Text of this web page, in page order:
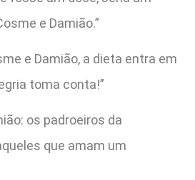
e Damião.”
e Damião, a dieta entra em
toma conta!”
os padroeiros da
que amam um